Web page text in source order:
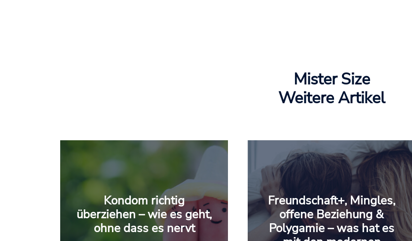
Mister Size
Weitere Artikel
Kondom richtig
überziehen – wie es geht,
ohne dass es nervt
Freundschaft+, Mingles,
offene Beziehung &
Polygamie – was hat es